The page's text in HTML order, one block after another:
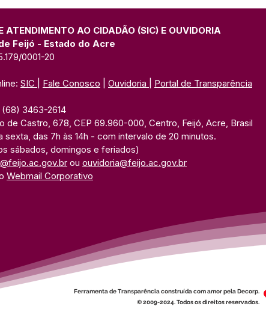
ATENDIMENTO AO CIDADÃO (SIC) E OUVIDORIA
Feijó - Estado do Acre
0001-20
SIC Fale Conosco Ouvidoria Portal de Transparência
(68) 3463-2614
de Castro, 678, CEP 69.960-000, Centro, Feijó, Acre, Brasil
sexta, das 7h às 14h - com intervalo de 20 minutos.
sábados, domingos e feriados)
ou ouvidoria@feijo.ac.gov.br
Webmail Corporativo
Ferramenta de Transparência construída com amor pela Decorp.
© 2009-2024. Todos os direitos reservados.